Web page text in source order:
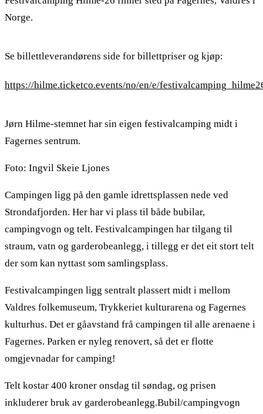
Norge.
Se billettleverandørens side for billettpriser og kjøp:
https://hilme.ticketco.events/no/en/e/
Jørn Hilme-stemnet har sin eigen festivalcamping midt i
Fagernes sentrum.
Foto: Ingvil Skeie Ljones
Campingen ligg på den gamle idrettsplassen nede ved
Strondafjorden. Her har vi plass til både bubilar,
campingvogn og telt. Festivalcampingen har tilgang til
straum, vatn og garderobeanlegg, i tillegg er det eit stort telt
der som kan nyttast som samlingsplass.
Festivalcampingen ligg sentralt plassert midt i mellom
Valdres folkemuseum, Trykkeriet kulturarena og Fagernes
kulturhus. Det er gåavstand frå campingen til alle arenaene i
Fagernes. Parken er nyleg renovert, så det er flotte
omgjevnadar for camping!
Telt kostar 400 kroner onsdag til søndag, og prisen
inkluderer bruk av garderobeanlegg.Bubil/campingvogn